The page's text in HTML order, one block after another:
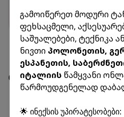
ამანათის
ბენეფიტები
გამოიწერეთ მოდური
ფეხსაცმელი,
საშუალებები, ტექნიკა
ნივთი პოლონეთის,
ესპანეთის,
იტალიის წამყვანი
წარმოუდგენელად
🌟 ინექსის უპირატესობები: